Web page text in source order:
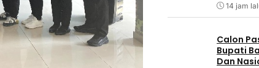
14 jam
Calon
Bupati
Dan